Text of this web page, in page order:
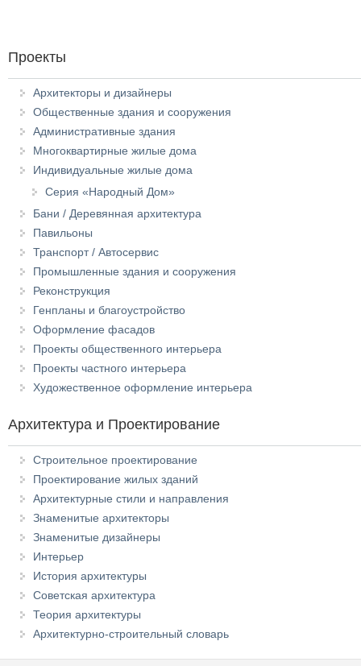
Проекты
Архитекторы и дизайнеры
Общественные здания и сооружения
Административные здания
Многоквартирные жилые дома
Индивидуальные жилые дома
Серия «Народный Дом»
Бани / Деревянная архитектура
Павильоны
Транспорт / Автосервис
Промышленные здания и сооружения
Реконструкция
Генпланы и благоустройство
Оформление фасадов
Проекты общественного интерьера
Проекты частного интерьера
Художественное оформление интерьера
Архитектура и Проектирование
Строительное проектирование
Проектирование жилых зданий
Архитектурные стили и направления
Знаменитые архитекторы
Знаменитые дизайнеры
Интерьер
История архитектуры
Советская архитектура
Теория архитектуры
Архитектурно-строительный словарь